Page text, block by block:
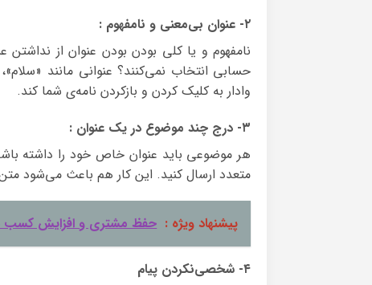
۲- عنوان بی‌معنی و نامفهوم :
نامفهوم و یا کلی بودن بودن عنوان از
حسابی انتخاب نمی‌کنند؟ عنوانی مانند
وادار به کلیک کردن و بازکردن نامه‌ی شما کند.
۳- درج چند موضوع در یک عنوان :
هر موضوعی باید عنوان خاص خود را داشته
متعدد ارسال کنید. این کار هم باعث می‌شود
پیشنهاد ویژه : حفظ مشتری و افزایش کسب
۴- شخصی‌نکردن پیام